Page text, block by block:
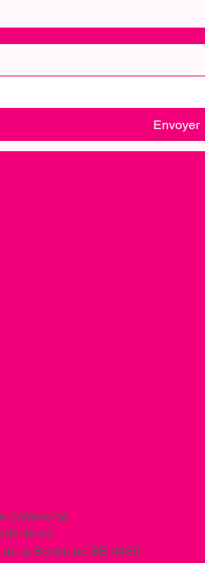
comme.be
05 45 22
de la Berwinne BE-4450
Envoyer